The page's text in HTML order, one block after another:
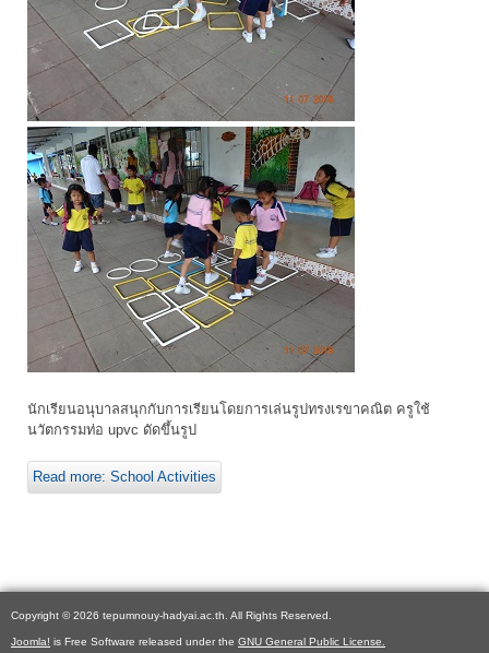
นักเรียนอนุบาลสนุกกับการเรียนโดยการเล่นรูปทรงเรขาคณิต ครูใช้
นวัตกรรมท่อ upvc ดัดขึ้นรูป
Read more: School Activities
Copyright © 2026 tepumnouy-hadyai.ac.th. All Rights Reserved.
Joomla! is Free Software released under the GNU General Public License.